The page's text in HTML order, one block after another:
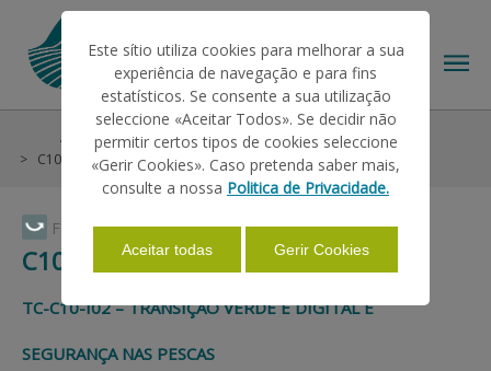
Faça Swipe para ver o menu
O IFAP
AJUDAS/APOIOS
INFORMAÇÕES
Ajudas/Apoios
Plano de Recuperação e Resiliência
C10 - Mar
Enquadramento
C10 - MAR
TC-C10-I02 – TRANSIÇÃO VERDE E DIGITAL E
SEGURANÇA NAS PESCAS
Este sítio utiliza cookies para melhorar a sua
experiência de navegação e para fins
estatísticos. Se consente a sua utilização
seleccione «Aceitar Todos». Se decidir não
permitir certos tipos de cookies seleccione
«Gerir Cookies». Caso pretenda saber mais,
consulte a nossa Politica de Privacidade.
Aceitar todas Gerir Cookies